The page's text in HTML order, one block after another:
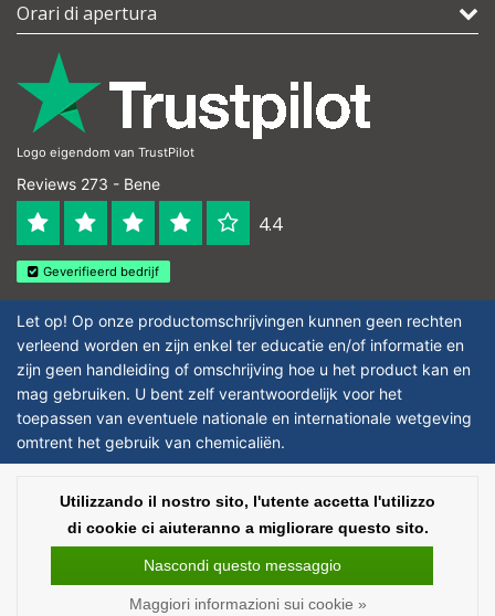
Orari di apertura
Logo eigendom van TrustPilot
Reviews 273 - Bene
4.4
Geverifieerd bedrijf
Let op! Op onze productomschrijvingen kunnen geen rechten
verleend worden en zijn enkel ter educatie en/of informatie en
zijn geen handleiding of omschrijving hoe u het product kan en
mag gebruiken. U bent zelf verantwoordelijk voor het
toepassen van eventuele nationale en internationale wetgeving
omtrent het gebruik van chemicaliën.
bassi - All rights reserved - Theme byInStijl Media | Tutti i prezzi sono al
netto delle imposte
Utilizzando il nostro sito, l'utente accetta l'utilizzo
di cookie ci aiuteranno a migliorare questo sito.
Nascondi questo messaggio
Maggiori informazioni sui cookie »